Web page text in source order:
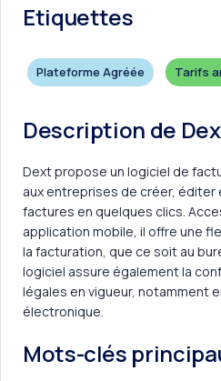
Etiquettes
Plateforme Agréée Tarifs
Description de
Dext propose un logiciel de
aux entreprises de créer,
factures en quelques clics.
application mobile, il offre une
la facturation, que ce soit au
logiciel assure également la
légales en vigueur, notamment
électronique.
Mots-clés